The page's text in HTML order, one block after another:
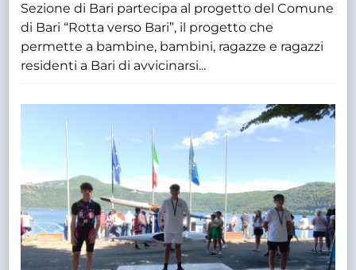
Sezione di Bari partecipa al progetto del Comune
di Bari “Rotta verso Bari”, il progetto che
permette a bambine, bambini, ragazze e ragazzi
residenti a Bari di avvicinarsi...